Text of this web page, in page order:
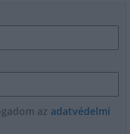
az adatvédelmi